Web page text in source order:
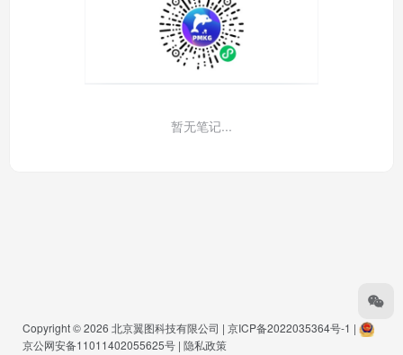
暂无笔记...
Copyright © 2026 北京翼图科技有限公司 | 京ICP备2022035364号-1 |
京公网安备11011402055625号 | 隐私政策